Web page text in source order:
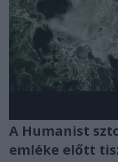
A Humanist
emléke előtt